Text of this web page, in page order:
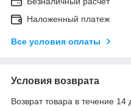
Наложенный платеж
Все условия оплаты
Условия возврата
Возврат товара в течение 14